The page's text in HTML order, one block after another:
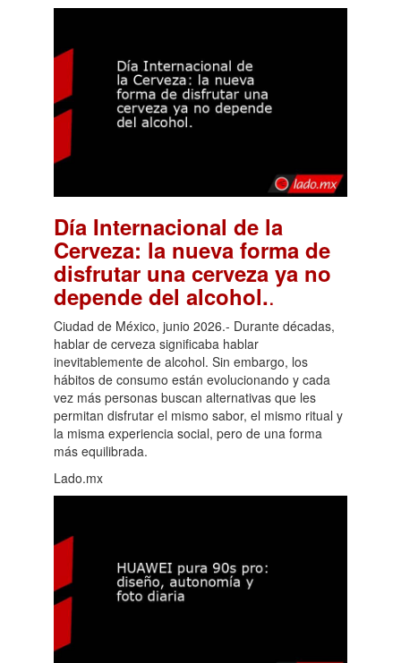
Día Internacional de la
Cerveza: la nueva forma de
disfrutar una cerveza ya no
depende del alcohol..
Ciudad de México, junio 2026.- Durante décadas,
hablar de cerveza significaba hablar
inevitablemente de alcohol. Sin embargo, los
hábitos de consumo están evolucionando y cada
vez más personas buscan alternativas que les
permitan disfrutar el mismo sabor, el mismo ritual y
la misma experiencia social, pero de una forma
más equilibrada.
Lado.mx